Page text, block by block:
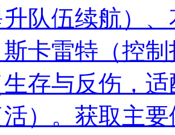
队伍续航）
卡雷特（控
存与反伤，
）。获取主